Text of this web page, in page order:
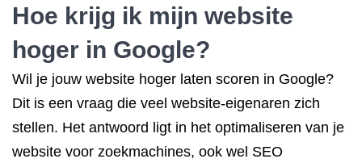
Hoe krijg ik mijn website
hoger in Google?
Wil je jouw website hoger laten scoren in Google?
Dit is een vraag die veel website-eigenaren zich
stellen. Het antwoord ligt in het optimaliseren van je
website voor zoekmachines, ook wel SEO